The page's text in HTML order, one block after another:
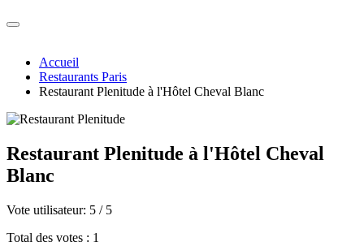
Accueil
Restaurants Paris
Restaurant Plenitude à l'Hôtel Cheval Blanc
Restaurant Plenitude à l'Hôtel Cheval
Blanc
Vote utilisateur: 5 / 5
Total des votes : 1